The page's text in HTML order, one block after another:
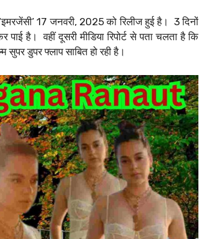
17 जनवरी, 2025 को रिलीज हुई है। ‌ 3 दिनों
वहीं दूसरी मीडिया रिपोर्ट से पता चलता है कि
डुपर फ्लाप साबित हो रही है।